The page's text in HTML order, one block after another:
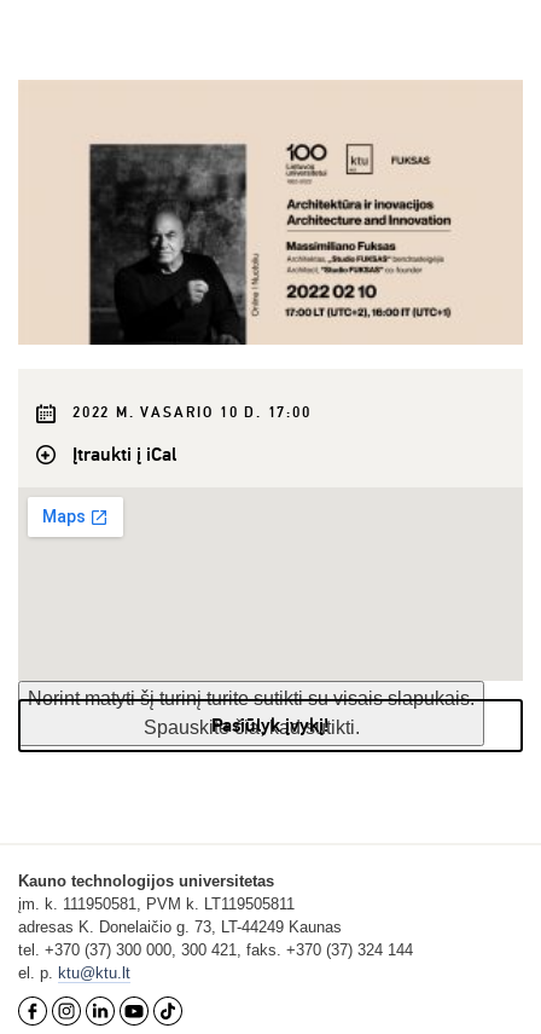
2022 M. VASARIO 10 D. 17:00
Įtraukti į iCal
Norint matyti šį turinį turite sutikti su visais slapukais.
Spauskite čia, kad sutikti.
Pasiūlyk įvykį!
Kauno technologijos universitetas
įm. k. 111950581, PVM k. LT119505811
adresas K. Donelaičio g. 73, LT-44249 Kaunas
tel. +370 (37) 300 000, 300 421, faks. +370 (37) 324 144
el. p. ktu@ktu.lt